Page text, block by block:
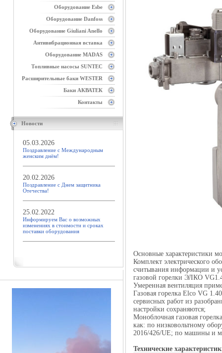
Оборудование Esbe
Оборудование Danfoss
Оборудование Giuliani Anello
Антивибрационная вставка
Оборудование MADAS
Топливные насосы SUNTEC
Расширительные баки WESTER
Баки АКВАТЕК
Контакты
Новости
05.03.2026
Поздравление с Международным
женским днём!
20.02.2026
Поздравление с Днем защитника
Отечества!
25.02.2022
Информируем Вас о возможных
изменениях в стоимости и сроках
поставки оборудования
Основные характеристики
Комплект электрического
считывания информации и
газовой горелки ЭЛКО
Умеренная вентиляция
Газовая горелка Elco VG
сервисных работ из
настройки сохраняются;
Моноблочная газовая
как: по низковольтному
2016/426/UE; по машины и
Технические